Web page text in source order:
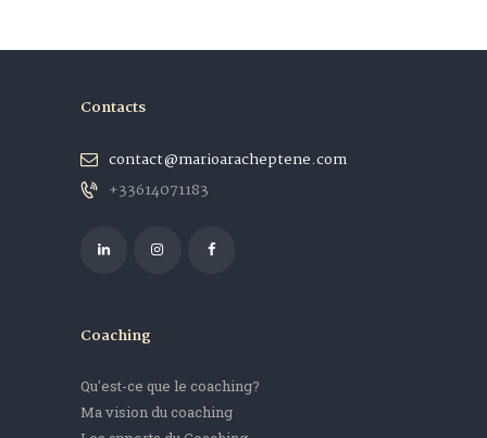
Contacts
contact@marioaracheptene.com
+33614071183
Coaching
Qu'est-ce que le coaching?
Ma vision du coaching